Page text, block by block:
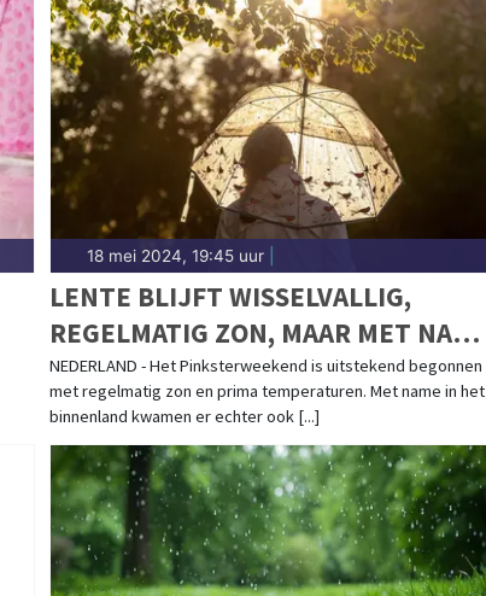
18 mei 2024, 19:45 uur|
LENTE BLIJFT WISSELVALLIG,
REGELMATIG ZON, MAAR MET NAME
MIDWEEKS OOK WEER PITTIGE
BUIEN
NEDERLAND - Het Pinksterweekend is uitstekend begonnen
met regelmatig zon en prima temperaturen. Met name in het
binnenland kwamen er echter ook [...]